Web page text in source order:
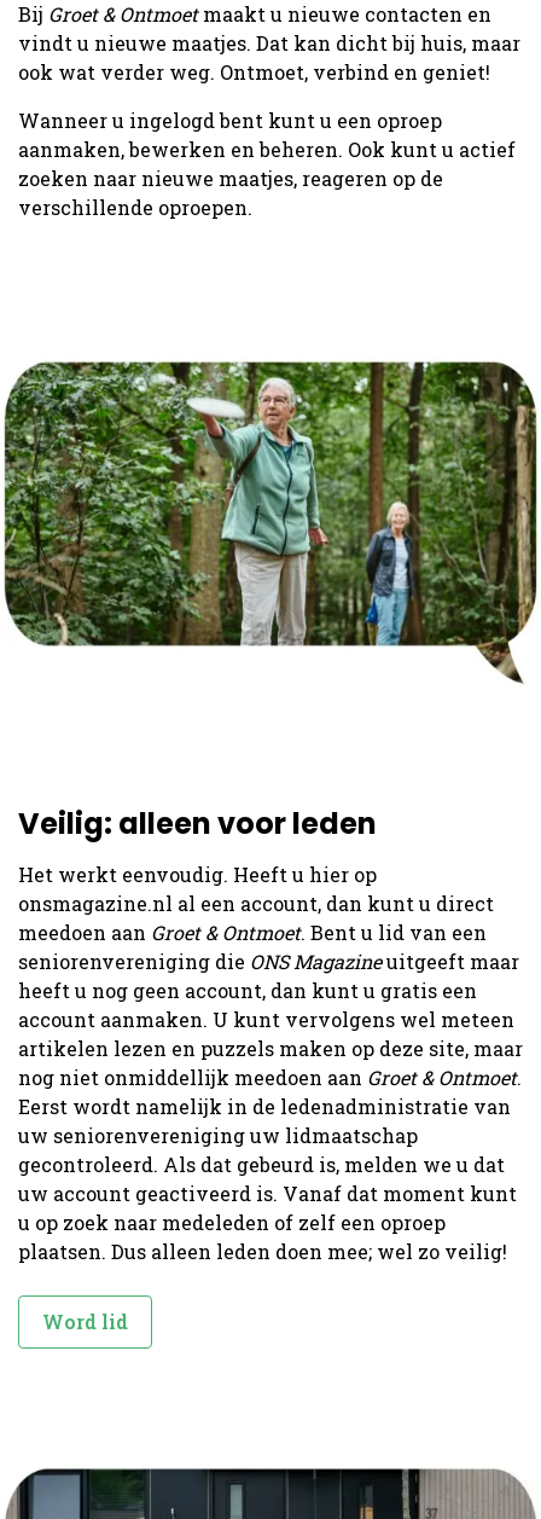
Bij Groet & Ontmoetmaakt u nieuwe contacten en
vindt u nieuwe maatjes. Dat kan dicht bij huis, maar
ook wat verder weg. Ontmoet, verbind en geniet!
Wanneer u ingelogd bent kunt u een oproep
aanmaken, bewerken en beheren. Ook kunt u actief
zoeken naar nieuwe maatjes, reageren op de
verschillende oproepen.
Veilig: alleen voor leden
Het werkt eenvoudig. Heeft u hier op
onsmagazine.nl al een account, dan kunt u direct
meedoen aan Groet & Ontmoet. Bent u lid van een
seniorenvereniging die ONS Magazineuitgeeft maar
heeft u nog geen account, dan kunt u gratis een
account aanmaken. U kunt vervolgens wel meteen
artikelen lezen en puzzels maken op deze site, maar
nog niet onmiddellijk meedoen aan Groet & Ontmoet.
Eerst wordt namelijk in de ledenadministratie van
uw seniorenvereniging uw lidmaatschap
gecontroleerd. Als dat gebeurd is, melden we u dat
uw account geactiveerd is. Vanaf dat moment kunt
u op zoek naar medeleden of zelf een oproep
plaatsen. Dus alleen leden doen mee; wel zo veilig!
Word lid